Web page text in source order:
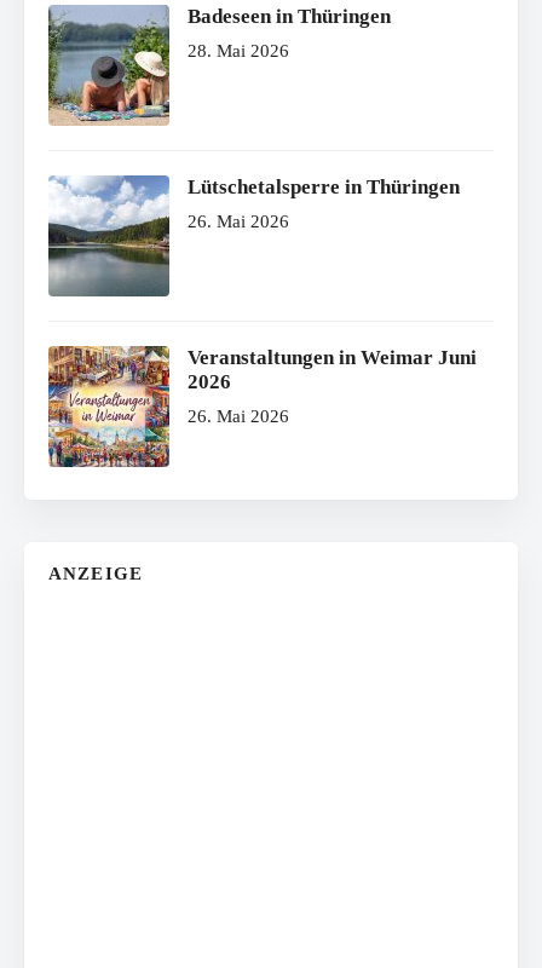
Badeseen in Thüringen
28. Mai 2026
Lütschetalsperre in Thüringen
26. Mai 2026
Veranstaltungen in Weimar Juni
2026
26. Mai 2026
ANZEIGE